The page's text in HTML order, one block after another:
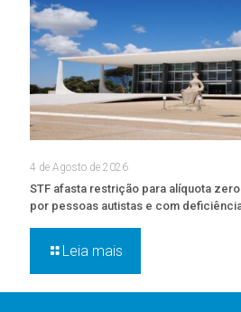
4 de Agosto de 2026
STF afasta restrição para alíquota
por pessoas autistas e com
Leia mais